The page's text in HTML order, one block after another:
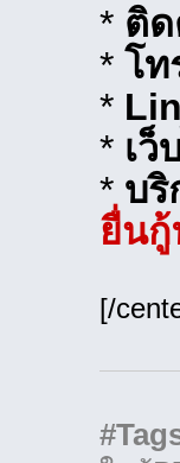
* ติ
* โท
*
* เว็
* บริ
ยื่นกู้
[/